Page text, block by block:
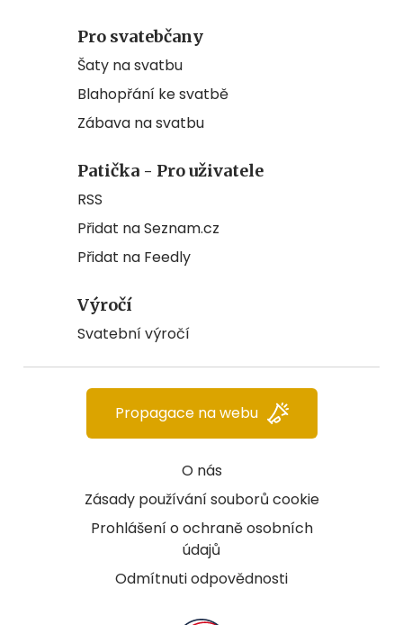
Pro svatebčany
Šaty na svatbu
Blahopřání ke svatbě
Zábava na svatbu
Patička - Pro uživatele
RSS
Přidat na Seznam.cz
Přidat na Feedly
Výročí
Svatební výročí
O nás
Zásady používání souborů cookie
Prohlášení o ochraně osobních
údajů
Odmítnuti odpovědnosti
Propagace na webu